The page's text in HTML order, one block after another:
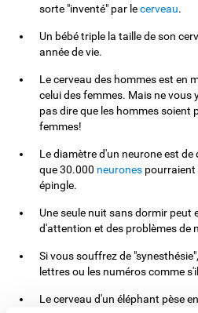
sorte "inventé" par lecerveau.
Un bébé triple la taille de son
année de vie.
Le cerveau des hommes est en
celui des femmes. Mais ne vous
pas dire que les hommes soient
femmes!
Le diamètre d'un neurone est
que 30.000 neurones pourraient
épingle.
Une seule nuit sans dormir peut
d'attention et des problèmes de
Si vous souffrez de
lettres ou les numéros comme
Le cerveau d'un éléphant pèse